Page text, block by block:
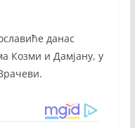
данас
Козми и Дамјану, у